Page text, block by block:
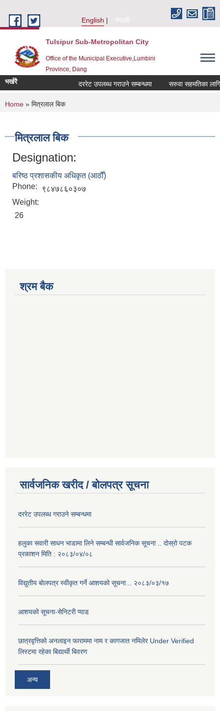
English
नेपाली
Tulsipur Sub-Metropolitan City
Office of the Municipal Executive,Lumbini
Province, Dang
भर्खरै दररेट उपलब्ध गराउने सम्बन्धमा सरुवा सहमतिका लागि
You are here
Home » मित्रलाल बिक
मित्रलाल बिक
Designation:
बरिष्ठ प्रशासकीय अधिकृत (आठौँ)
Phone:
९८४७८६०३०७
Weight:
26
श्रम बैक
सार्वजनिक खरीद / बोलपत्र सूचना
दररेट उपलब्ध गराउने सम्बन्धमा
हलुका सवारी साधन भाडामा लिने सम्बन्धी सार्वजनिक सूचना .. दोस्रो पटक
प्रकाशन मिति : २०८३/०४/०८
विद्युतीय बोलपत्र स्वीकृत गर्ने आशयको सूचना... २०८३/०३/१७
आशयको सूचना-सेनिटरी प्याड
छात्रवृत्तिको अनलाइन फाराममा नाम र कागजात नमिलेर Under Verified
लिस्टमा रहेका बिद्यार्थी बिवरण
अन्य